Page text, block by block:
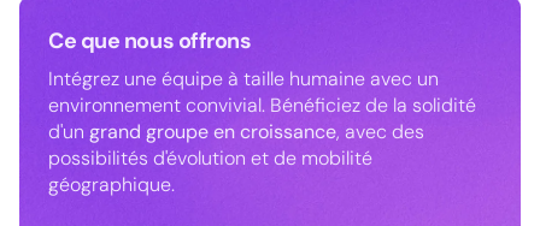
Ce que nous offrons
Intégrez une équipe à taille humaine avec un
environnement convivial. Bénéficiez de la solidité
d'un grand groupe en croissance, avec des
possibilités d'évolution et de mobilité
géographique.